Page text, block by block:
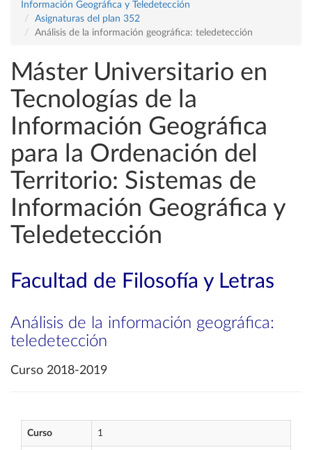
Información Geográfica y Teledetección
Asignaturas del plan 352
Análisis de la información geográfica: teledetección
Máster Universitario en
Tecnologías de la
Información Geográfica
para la Ordenación del
Territorio: Sistemas de
Información Geográfica y
Teledetección
Facultad de Filosofía y Letras
Análisis de la información geográfica:
teledetección
Curso 2018-2019
Curso 1